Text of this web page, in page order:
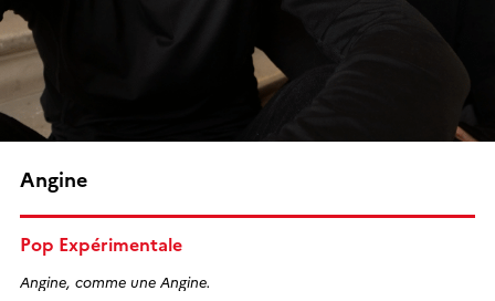
Angine
Pop Expérimentale
Angine, comme une Angine.